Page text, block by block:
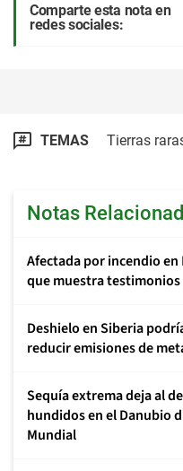
Comparte esta nota en
redes sociales:
TEMAS Tierras
Notas
Afectada por incendio
que muestra testimonios
Deshielo en Siberia
reducir emisiones de
Sequía extrema deja al
hundidos en el Danubio
Mundial